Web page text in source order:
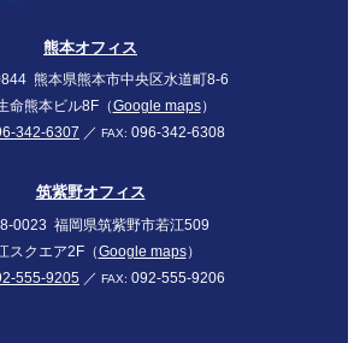
SUBARU
熊本オフィス
熊本県熊本市中央区水道町8-6
命熊本ビル8F（Google maps）
342-6307 ／ FAX: 096-342-6308
筑紫野オフィス
0023 福岡県筑紫野市若江509
スクエア2F（Google maps）
555-9205 ／ FAX: 092-555-9206